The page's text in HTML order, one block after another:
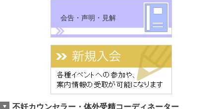
会告・声明・見解
不妊カウンセラー・体外受精コーディネーター